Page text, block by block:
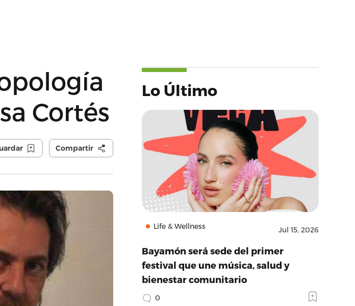
Cortés
Compartir
Lo Último
Life & Wellness Jul 15, 2026
Bayamón será sede del primer
festival que une música, salud y
bienestar comunitario
0